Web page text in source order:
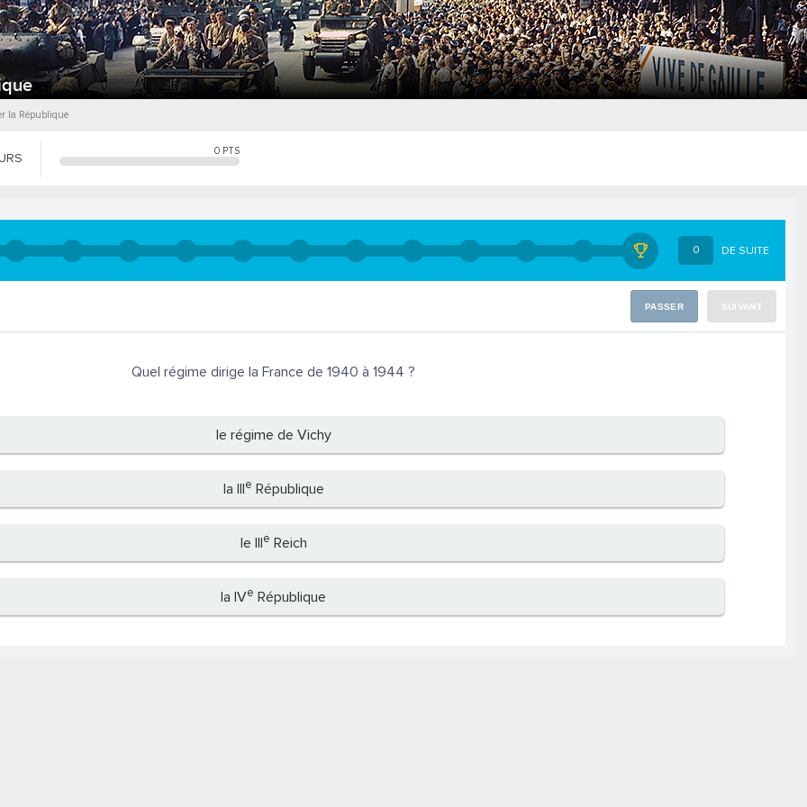
la République
0 PTS
0 DE SUITE
PASSER SUIVANT
Quel régime dirige la France de 1940 à 1944 ?
le régime de Vichy
la IIIe République
le IIIe Reich
la IVe République